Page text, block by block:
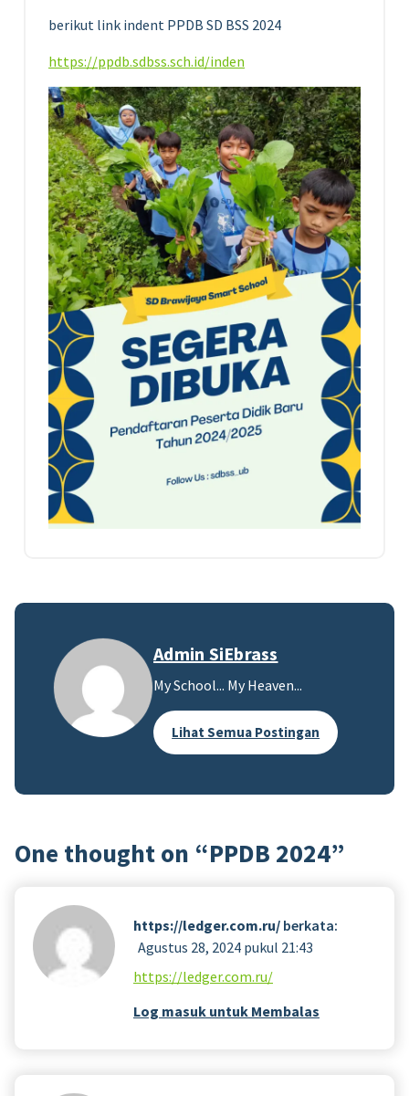
berikut link indent PPDB SD BSS 2024
https://ppdb.sdbss.sch.id/inden
Admin SiEbrass
My School... My Heaven...
Lihat Semua Postingan
One thought on “PPDB 2024”
https://ledger.com.ru/ berkata:
Agustus 28, 2024 pukul 21:43
https://ledger.com.ru/
Log masuk untuk Membalas